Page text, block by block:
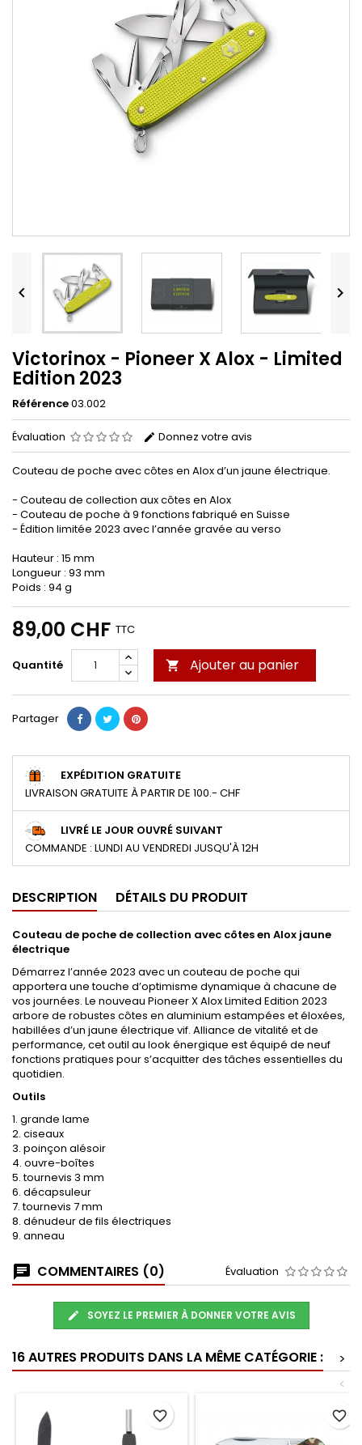
 
Victorinox - Pioneer X Alox - Limited
Edition 2023
Référence03.002
Évaluation Donnez votre avis
Couteau de poche avec côtes en Alox d’un jaune électrique.
- Couteau de collection aux côtes en Alox
- Couteau de poche à 9 fonctions fabriqué en Suisse
- Édition limitée 2023 avec l’année gravée au verso
Hauteur : 15 mm
Longueur : 93 mm
Poids : 94 g
89,00 CHF TTC
Quantité  Ajouter au panier
Partager
EXPÉDITION GRATUITE
LIVRAISON GRATUITE À PARTIR DE 100.- CHF
LIVRÉ LE JOUR OUVRÉ SUIVANT
COMMANDE : LUNDI AU VENDREDI JUSQU'À 12H
DESCRIPTION DÉTAILS DU PRODUIT
Couteau de poche de collection avec côtes en Alox jaune
électrique
Démarrez l’année 2023 avec un couteau de poche qui
apportera une touche d’optimisme dynamique à chacune de
vos journées. Le nouveau Pioneer X Alox Limited Edition 2023
arbore de robustes côtes en aluminium estampées et éloxées,
habillées d’un jaune électrique vif. Alliance de vitalité et de
performance, cet outil au look énergique est équipé de neuf
fonctions pratiques pour s’acquitter des tâches essentielles du
quotidien.
Outils
1. grande lame
2. ciseaux
3. poinçon alésoir
4. ouvre-boîtes
5. tournevis 3 mm
6. décapsuleur
7. tournevis 7 mm
8. dénudeur de fils électriques
9. anneau
COMMENTAIRES (0) Évaluation
SOYEZ LE PREMIER À DONNER VOTRE AVIS
16 AUTRES PRODUITS DANS LA MÊME CATÉGORIE :
>
<
favorite_border favorite_border